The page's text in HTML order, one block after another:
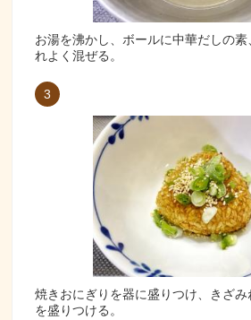
お湯を沸かし、ボールに中華だしの
れよく混ぜる。
3
焼きおにぎりを器に盛りつけ、きざ
を盛りつける。